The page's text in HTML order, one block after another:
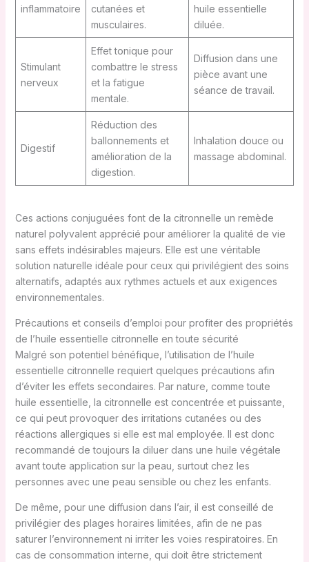
inflammatoire
cutanées et
musculaires.
huile essentielle
diluée.
Stimulant
nerveux
Effet tonique pour
combattre le stress
et la fatigue
mentale.
Diffusion dans une
pièce avant une
séance de travail.
Digestif
Réduction des
ballonnements et
amélioration de la
digestion.
Inhalation douce ou
massage abdominal.
Ces actions conjuguées font de la citronnelle un remède
naturel polyvalent apprécié pour améliorer la qualité de vie
sans effets indésirables majeurs. Elle est une véritable
solution naturelle idéale pour ceux qui privilégient des soins
alternatifs, adaptés aux rythmes actuels et aux exigences
environnementales.
Précautions et conseils d’emploi pour profiter des propriétés
de l’huile essentielle citronnelle en toute sécurité
Malgré son potentiel bénéfique, l’utilisation de l’huile
essentielle citronnelle requiert quelques précautions afin
d’éviter les effets secondaires. Par nature, comme toute
huile essentielle, la citronnelle est concentrée et puissante,
ce qui peut provoquer des irritations cutanées ou des
réactions allergiques si elle est mal employée. Il est donc
recommandé de toujours la diluer dans une huile végétale
avant toute application sur la peau, surtout chez les
personnes avec une peau sensible ou chez les enfants.
De même, pour une diffusion dans l’air, il est conseillé de
privilégier des plages horaires limitées, afin de ne pas
saturer l’environnement ni irriter les voies respiratoires. En
cas de consommation interne, qui doit être strictement